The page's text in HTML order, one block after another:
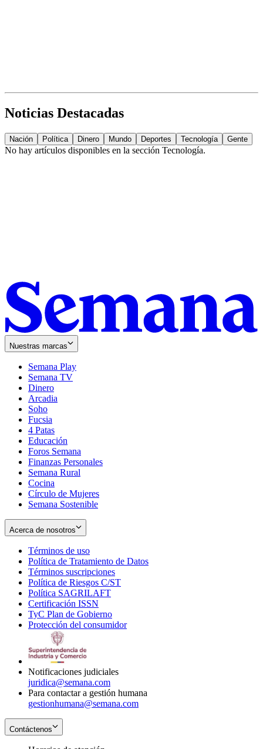
Noticias Destacadas
Nación Política Dinero Mundo Deportes Tecnología Gente
No hay artículos disponibles en la sección Tecnología.
Nuestras marcas
Semana Play
Semana TV
Dinero
Arcadia
Soho
in
new
window
Fucsia
in
new
window
4 Patas
Educación
Foros Semana
Finanzas Personales
Semana Rural
Cocina
Círculo de Mujeres
Semana Sostenible
Acerca de nosotros
Términos de uso
in
new
window
Política de Tratamiento de Datos
Términos suscripciones
in
Política de Riesgos C/ST
Política SAGRILAFT
new
window
Certificación ISSN
in
new
TyC Plan de Gobierno
in
Protección del consumidorOpens
Notificaciones judiciales
juridica@semana.com
Para contactar a gestión humana
gestionhumana@semana.com
Contáctenos